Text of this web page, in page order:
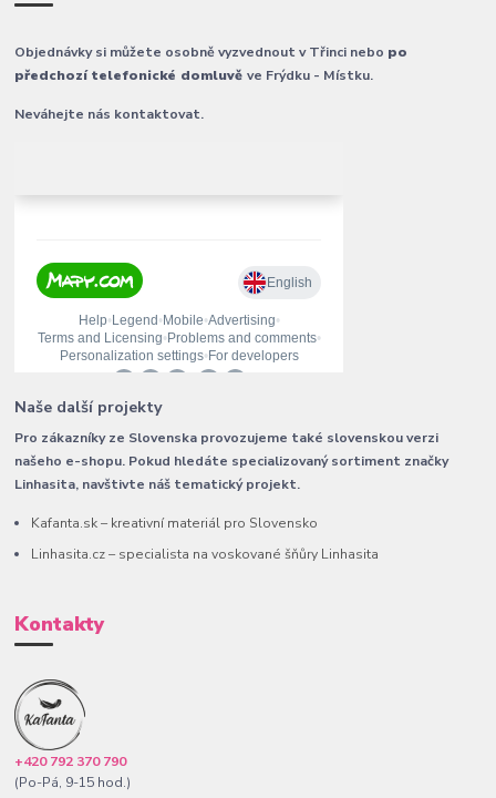
Objednávky si můžete osobně vyzvednout v Třinci nebo po
předchozí telefonické domluvěve Frýdku - Místku.
Neváhejte nás kontaktovat.
Naše další projekty
Pro zákazníky ze Slovenska provozujeme také slovenskou verzi
našeho e-shopu. Pokud hledáte specializovaný sortiment značky
Linhasita, navštivte náš tematický projekt.
Kafanta.sk – kreativní materiál pro Slovensko
Linhasita.cz – specialista na voskované šňůry Linhasita
Kontakty
+420 792 370 790
(Po-Pá, 9-15 hod.)